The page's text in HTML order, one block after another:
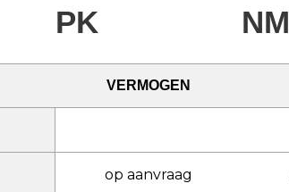
PK
NM
VERMOGEN
op aanvraag